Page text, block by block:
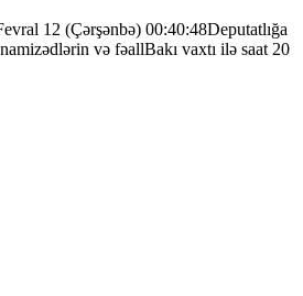
12 (Çərşənbə) 00:40:48Deputatlığa
və fəallBakı vaxtı ilə saat 20